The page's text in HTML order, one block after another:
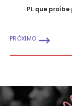
PL que proíbe
PRÓXIMO